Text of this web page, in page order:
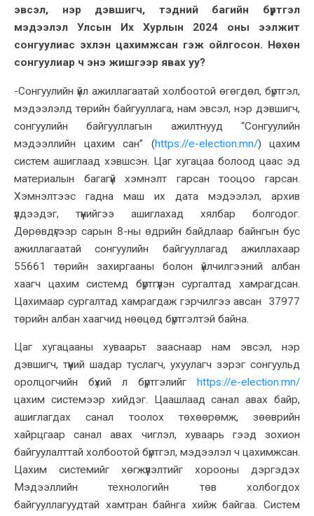
эвсэл, нэр дэвшигч, тэдний багийн бүртгэл
мэдээлэл Улсын Их Хурлын 2024 оны ээлжит
сонгуулиас эхлэн цахимжсан гэж ойлгосон. Нөхөн
сонгуулиар ч энэ жишгээр явах уу?
-Сонгуулийн үйл ажиллагаатай холбоотой өгөгдөл, бүртгэл,
мэдээлэлд төрийн байгууллага, нам эвсэл, нэр дэвшигч,
сонгуулийн байгууллагын ажилтнууд “Сонгуулийн
мэдээллийн цахим сан” (https://e-election.mn/) цахим
систем ашиглаад хэвшсэн. Цаг хугацаа болоод цаас эд
материалын багагүй хэмнэлт гарсан тооцоо гарсан.
Хэмнэлтээс гадна маш их дата мэдээлэл, архив
үлдээдэг, түүнийгээ ашиглахад хялбар болгодог.
Дөрөвдүгээр сарын 8-ны өдрийн байдлаар байнгын бус
ажиллагаатай сонгуулийн байгууллагад ажиллахаар
55661 төрийн захиргааны болон үйлчилгээний албан
хаагч цахим системд бүртгүүлэн сургалтад хамрагдсан.
Цахимаар сургалтад хамрагдаж гэрчилгээ авсан 37977
төрийн албан хаагчид нөөцөд бүртгэлтэй байна.
Цаг хугацааны хуваарьт зааснаар нам эвсэл, нэр
дэвшигч, түүний шадар туслагч, ухуулагч зэрэг сонгуульд
оролцогчийн бүхий л бүртгэлийг
https://e-election.mn/
цахим системээр хийдэг. Цаашлаад санал авах байр,
ашиглагдах санал тоолох төхөөрөмж, зөөврийн
хайрцгаар санал авах чиглэл, хуваарь гээд зохион
байгуулалттай холбоотой бүртгэл, мэдээлэл ч цахимжсан.
Цахим системийг хөгжүүлэлтийг хорооны дэргэдэх
Мэдээллийн технологийн төв холбогдох
байгууллагуудтай хамтран байнга хийж байгаа. Систем